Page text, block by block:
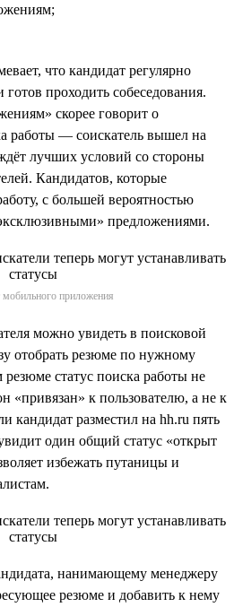
что кандидат регулярно
готов проходить собеседования.
скорее говорит о
работы — соискатель вышел на
лучших условий со стороны
Кандидатов, которые
с большей вероятностью
предложениями.
приложения
можно увидеть в поисковой
отобрать резюме по нужному
статус поиска работы не
«привязан» к пользователю, а не к
кандидат разместил на hh.ru пять
один общий статус «открыт
избежать путаницы и
нанимающему менеджеру
резюме и добавить к нему